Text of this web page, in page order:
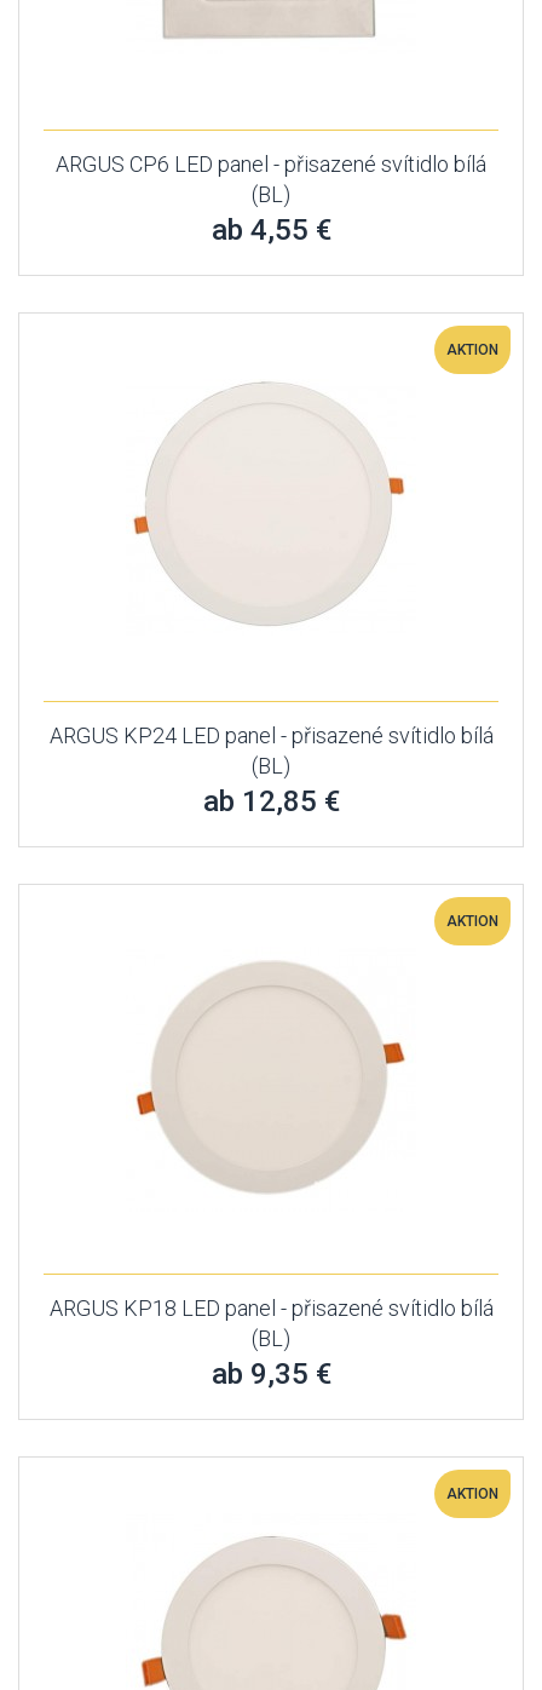
ARGUS CP6 LED panel - přisazené svítidlo bílá
(BL)
ab 4,55 €
AKTION
ARGUS KP24 LED panel - přisazené svítidlo bílá
(BL)
ab 12,85 €
AKTION
ARGUS KP18 LED panel - přisazené svítidlo bílá
(BL)
ab 9,35 €
AKTION